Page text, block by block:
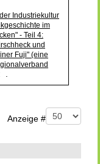
Industriekultur
im
- Teil 4:
und
Fuji" (eine
Anzeige #